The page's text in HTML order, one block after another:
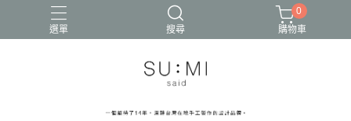
選單 搜尋
0
購物車